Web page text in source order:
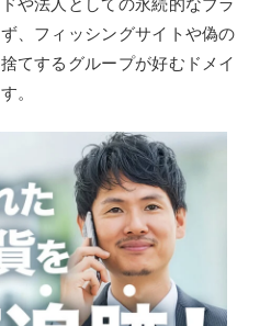
や法人としての永続的なブラ
、フィッシングサイトや偽の
てするグループが好むドメイ
。